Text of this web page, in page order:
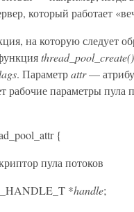
который работает
на которую следует
thread_pool_create()
. Параметрattr—
рабочие параметры пула
{
пула потоков
*handle;